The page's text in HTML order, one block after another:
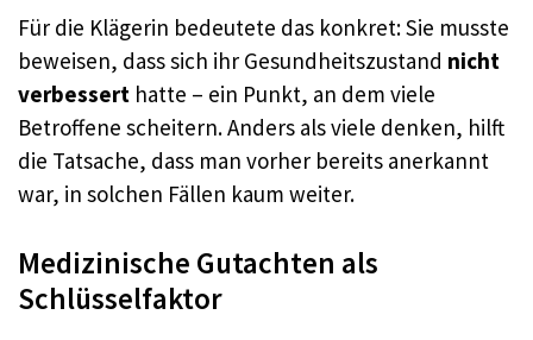
Für die Klägerin bedeutete das konkret: Sie musste
beweisen, dass sich ihr Gesundheitszustand nicht
verbessert hatte – ein Punkt, an dem viele
Betroffene scheitern. Anders als viele denken, hilft
die Tatsache, dass man vorher bereits anerkannt
war, in solchen Fällen kaum weiter.
Medizinische Gutachten als
Schlüsselfaktor